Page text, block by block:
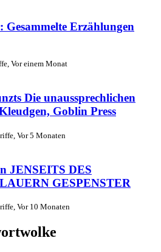
Gesammelte Erzählungen
Vor einem Monat
Die unaussprechlichen
Goblin Press
Vor 5 Monaten
JENSEITS DES
GESPENSTER
Vor 10 Monaten